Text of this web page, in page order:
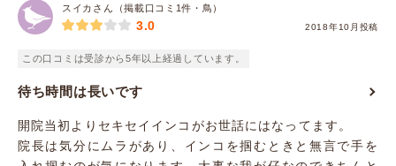
スイカさん（掲載口コミ1件・鳥）
2018年10月投稿
3.0
この口コミは受診から5年以上経過しています。
待ち時間は長いです
開院当初よりセキセイインコがお世話にはなってます。
院長は気分にムラがあり、インコを掴むときと無言で手を